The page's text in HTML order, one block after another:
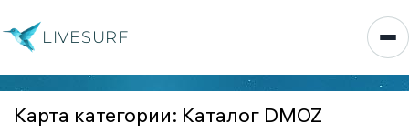
LIVESURF
Карта категории: Каталог DMOZ